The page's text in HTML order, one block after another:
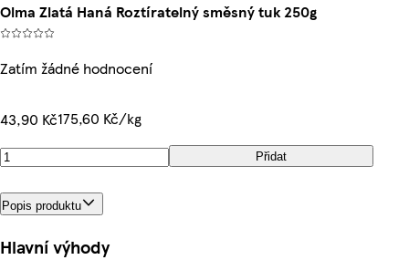
Olma Zlatá Haná Roztíratelný směsný tuk 250g
Zatím žádné hodnocení
43,90 Kč175,60 Kč/kg
Přidat
Popis produktu
Hlavní výhody